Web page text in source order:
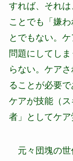
すれば、それ
ことでも「嫌
とでもない。
問題にしてし
らない。ケア
ることが必要
ケアが技能（
者」としてケア
元々団塊の世